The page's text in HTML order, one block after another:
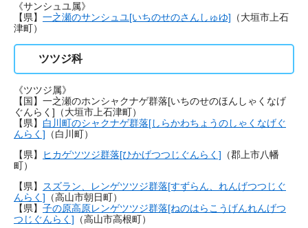
《サンシュユ属》
【県】 一之瀬のサンシュユ[いちのせのさんしゅゆ] （大垣市上石
津町）
ツツジ科
《ツツジ属》
【国】一之瀬のホンシャクナゲ群落[いちのせのほんしゃくなげ
ぐんらく]（大垣市上石津町）
【県】 白川町のシャクナゲ群落[しらかわちょうのしゃくなげぐ
んらく] （白川町）
【県】
ヒカゲツツジ群落[ひかげつつじぐんらく] （郡上市八幡
町）
【県】 スズラン、レンゲツツジ群落[すずらん、れんげつつじぐ
んらく] （高山市朝日町）
【県】 子の原高原レンゲツツジ群落[ねのはらこうげんれんげつ
つじぐんらく] （高山市高根町）